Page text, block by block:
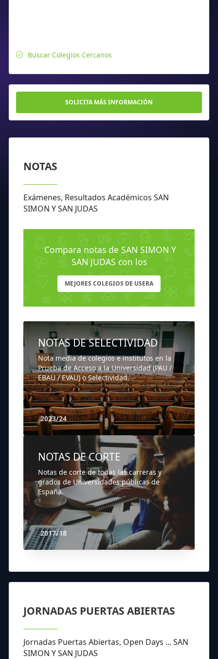
Buscar Colegios Cercanos
SOLICITA MÁS INFORMACIÓN
NOTAS
Exámenes, Resultados Académicos SAN
SIMON Y SAN JUDAS
Compara notas de SAN SIMON Y
SAN JUDAS con los
MEJORES COLEGIOS DE USERA
NOTAS DE SELECTIVIDAD
Nota media de colegios e institutos en la
Prueba de Acceso a la Universidad (PAU /
EBAU / EVAU) o Selectividad.
2023/24
NOTAS DE CORTE
Notas de corte de todas las carreras y
grados de Universidades públicas de
España.
2017/18
JORNADAS PUERTAS ABIERTAS
Jornadas Puertas Abiertas, Open Days ... SAN
SIMON Y SAN JUDAS